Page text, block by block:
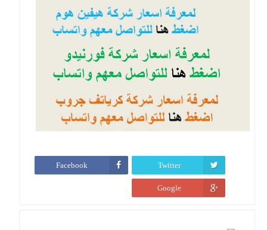
Twitter
Facebook
Google